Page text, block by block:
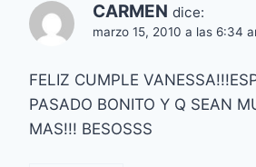
CARMEN dice:
marzo 15, 2010 a las 6:34
FELIZ CUMPLE
PASADO BONITO Y Q SEAN
MAS!!! BESOSSS